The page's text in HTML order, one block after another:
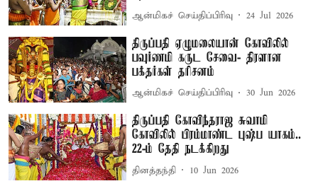
ஆன்மிகச் செய்திப்பிரிவு 24 Jul 2026
திருப்பதி ஏழுமலையான் கோவிலில்
பவுர்ணமி கருட சேவை- திரளான
பக்தர்கள் தரிசனம்
ஆன்மிகச் செய்திப்பிரிவு 30 Jun 2026
திருப்பதி கோவிந்தராஜ சுவாமி
கோவிலில் பிரம்மாண்ட புஷ்ப யாகம்..
22-ம் தேதி நடக்கிறது
தினத்தந்தி 10 Jun 2026